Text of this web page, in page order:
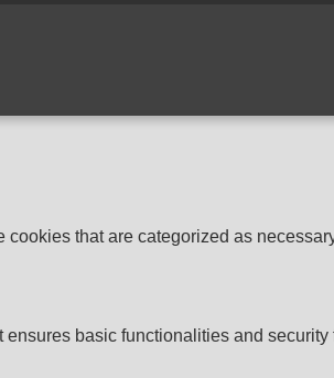
that are categorized as
basic functionalities and security